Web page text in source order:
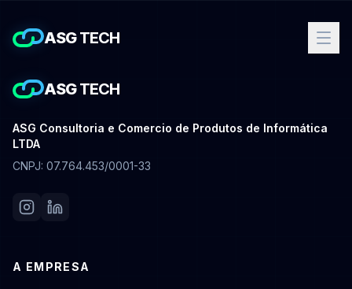
ASG TECH
ASG TECH
ASG Consultoria e Comercio de Produtos de Informática
LTDA
CNPJ: 07.764.453/0001-33
A EMPRESA